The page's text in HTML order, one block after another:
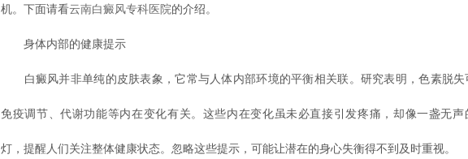
机。下面请看云南白癜风专科医院的介绍。
身体内部的健康提示
白癜风并非单纯的皮肤表象，它常与人体内部环境的平衡相关联。研究表明，色素脱失
免疫调节、代谢功能等内在变化有关。这些内在变化虽未必直接引发疼痛，却像一盏无声
灯，提醒人们关注整体健康状态。忽略这些提示，可能让潜在的身心失衡得不到及时重视。